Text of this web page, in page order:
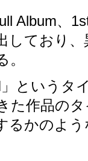
Album、
しており
というタ
た作品の
るかのよ